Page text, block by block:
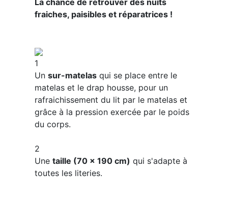
La chance de retrouver des nuits
fraiches, paisibles et réparatrices !
1
Un sur-matelasqui se place entre le
matelas et le drap housse, pour un
rafraichissement du lit par le matelas et
grâce à la pression exercée par le poids
du corps.
2
Une taille (70 x 190 cm) qui s'adapte à
toutes les literies.